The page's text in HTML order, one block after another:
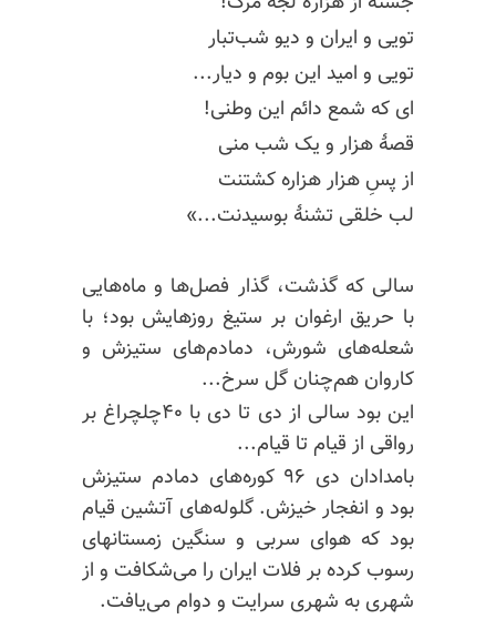
تویی و ایران و دیو شب‌تبار
تویی و امید این بوم و دیار...
ای که شمع دائم این وطنی!
قصهٔ هزار و یک شب منی
از پسِ هزار هزاره کشتنت
لب خلقی تشنهٔ بوسیدنت...»
سالی که گذشت، گذار فصل‌ها و ماه‌هایی
با حریق ارغوان بر ستیغ روزهایش بود؛ با
شعله‌های شورش، دمادم‌های ستیزش‌ و
کاروان هم‌چنان گل سرخ...
این بود سالی از دی تا دی با ۴۰چلچراغ بر
رواقی از قیام تا قیام...
بامدادان دی ۹۶‌ کوره‌های دمادم ستیزش
بود و انفجار خیزش. گلوله‌های آتشین قیام
بود که هوای سربی و سنگین زمستانهای
رسوب کرده بر فلات ایران را می‌شکافت و از
شهری به شهری سرایت و دوام می‌یافت.